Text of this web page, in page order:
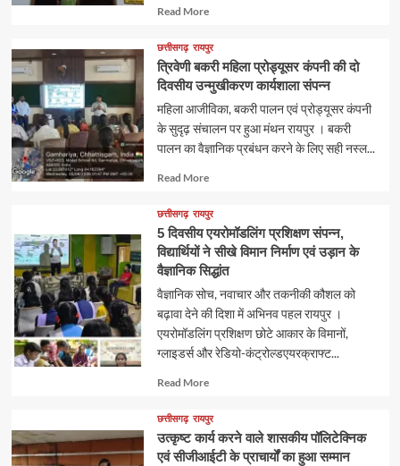
Read MoreRead
about
छत्तीसगढ़ रायपुर
त्रिवेणी बकरी महिला प्रोड्यूसर कंपनी की दो
दिवसीय उन्मुखीकरण कार्यशाला संपन्न
महिला आजीविका, बकरी पालन एवं प्रोड्यूसर कंपनी
के सुदृढ़ संचालन पर हुआ मंथन रायपुर । बकरी
पालन का वैज्ञानिक प्रबंधन करने के लिए सही नस्ल...
Read MoreRead
about
छत्तीसगढ़ रायपुर
5 दिवसीय एयरोमॉडलिंग प्रशिक्षण संपन्न,
विद्यार्थियों ने सीखे विमान निर्माण एवं उड़ान के
वैज्ञानिक सिद्धांत
वैज्ञानिक सोच, नवाचार और तकनीकी कौशल को
बढ़ावा देने की दिशा में अभिनव पहल रायपुर ।
एयरोमॉडलिंग प्रशिक्षण छोटे आकार के विमानों,
ग्लाइडर्स और रेडियो-कंट्रोल्डएयरक्राफ्ट...
Read MoreRead
about
छत्तीसगढ़ रायपुर
उत्कृष्ट कार्य करने वाले शासकीय पॉलिटेक्निक
एवं सीजीआईटी के प्राचार्यों का हुआ सम्मान